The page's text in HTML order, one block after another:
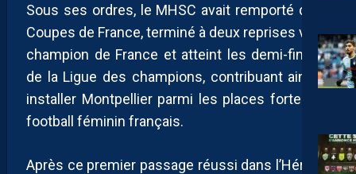
Sous ses ordres, le MHSC avait remporté deux
Coupes de France, terminé à deux reprises vice-
champion de France et atteint les demi-finales
de la Ligue des champions, contribuant ainsi à
installer Montpellier parmi les places fortes du
football féminin français.
Après ce premier passage réussi dans l’Hérault,